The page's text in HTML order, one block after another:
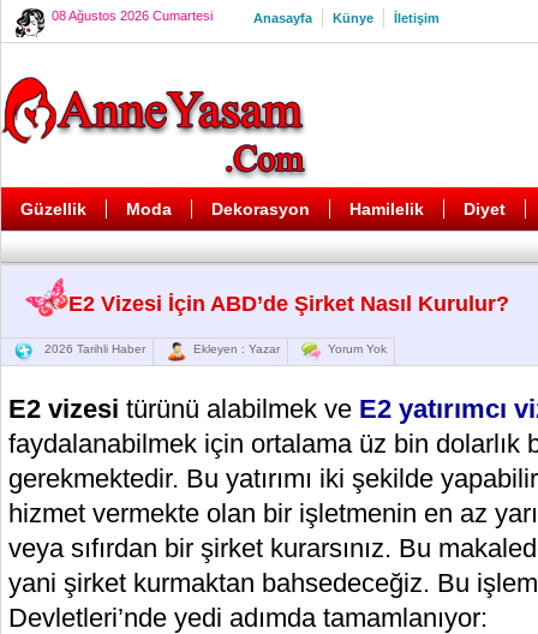
08 Ağustos 2026 Cumartesi Anasayfa Künye İletişim
Güzellik Moda Dekorasyon Hamilelik Diyet
E2 Vizesi İçin ABD’de Şirket Nasıl Kurulur?
2026 Tarihli Haber Ekleyen : Yazar Yorum Yok
E2 vizesi türünü alabilmek ve E2 yatırımcı
faydalanabilmek için ortalama üz bin dolarlık
gerekmektedir. Bu yatırımı iki şekilde
hizmet vermekte olan bir işletmenin en az
veya sıfırdan bir şirket kurarsınız. Bu
yani şirket kurmaktan bahsedeceğiz. Bu
Devletleri’nde yedi adımda tamamlanıyor: